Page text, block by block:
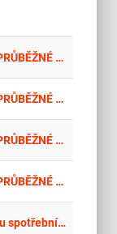
DYNAMICKÝ NÁKUPNÍ SYSTÉM PRO PRŮBĚŽNÉ A OPAKOVANÉ NÁKUPY KANCELÁŘSKÝCH POTŘEB – DUBEN _3/2026
DYNAMICKÝ NÁKUPNÍ SYSTÉM PRO PRŮBĚŽNÉ A OPAKOVANÉ NÁKUPY KANCELÁŘSKÝCH POTŘEB – DUBEN 2/2026
DYNAMICKÝ NÁKUPNÍ SYSTÉM PRO PRŮBĚŽNÉ A OPAKOVANÉ NÁKUPY KANCELÁŘSKÝCH POTŘEB – DUBEN _10/2026
DYNAMICKÝ NÁKUPNÍ SYSTÉM PRO PRŮBĚŽNÉ A OPAKOVANÉ NÁKUPY KANCELÁŘSKÝCH POTŘEB – DUBEN _14/2026
Dynamický nákupní systém na dodávku spotřebního zboží Kancelářské potřeby